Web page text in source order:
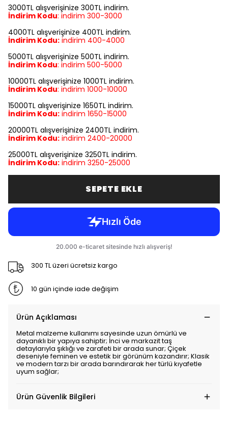
3000TL alışverişinize 300TL indirim.
İndirim Kodu: indirim 300-3000
4000TL alışverişinize 400TL indirim.
İndirim Kodu: indirim 400-4000
5000TL alışverişinize 500TL indirim.
İndirim Kodu: indirim 500-5000
10000TL alışverişinize 1000TL indirim.
İndirim Kodu: indirim 1000-10000
15000TL alışverişinize 1650TL indirim.
İndirim Kodu: indirim 1650-15000
20000TL alışverişinize 2400TL indirim.
İndirim Kodu: indirim 2400-20000
25000TL alışverişinize 3250TL indirim.
İndirim Kodu: indirim 3250-25000
SEPETE EKLE
300 TL üzeri ücretsiz kargo
10 gün içinde iade değişim
Ürün Açıklaması
Metal malzeme kullanımı sayesinde uzun ömürlü ve
dayanıklı bir yapıya sahiptir; İnci ve markazit taş
detaylarıyla şıklığı ve zarafeti bir arada sunar; Çiçek
deseniyle feminen ve estetik bir görünüm kazandırır; Klasik
ve modern tarzı bir arada barındırarak her türlü kıyafetle
uyum sağlar;
Ürün Güvenlik Bilgileri